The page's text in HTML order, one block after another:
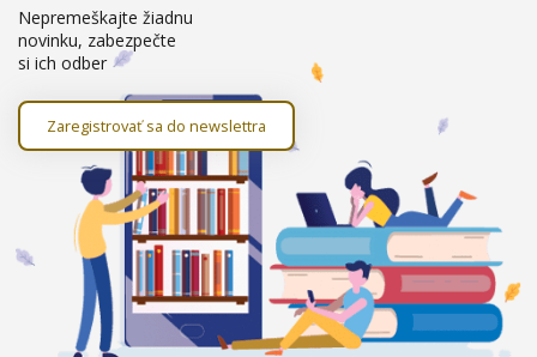
Nepremeškajte žiadnu
novinku, zabezpečte
si ich odber
Zaregistrovať sa do newslettra